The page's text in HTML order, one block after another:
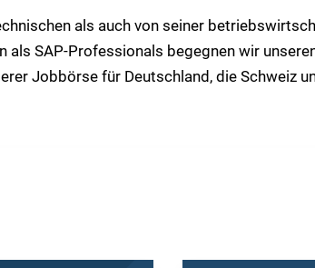
als auch von seiner
SAP-Professionals begegnen wir
Jobbörse für Deutschland, die Schweiz